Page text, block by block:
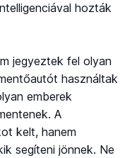
hozták
jegyeztek fel olyan
használtak
emberek
A
kelt, hanem
segíteni jönnek. Ne